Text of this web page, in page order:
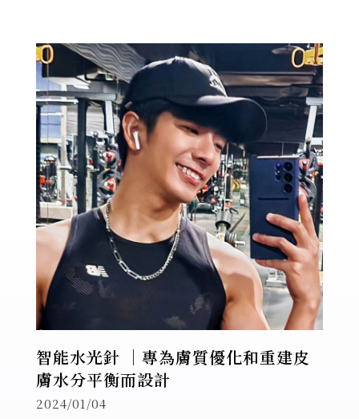
智能水光針 ｜專為膚質優化和重建皮
膚水分平衡而設計
2024/01/04